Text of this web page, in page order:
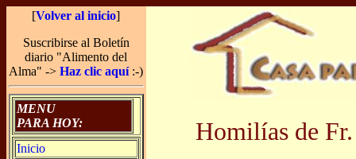
[Volver al inicio]
Suscribirse al Boletín
diario "Alimento del
Alma" ->Haz clic aquí:-)
MENU
PARA HOY:
Inicio
Homilías de